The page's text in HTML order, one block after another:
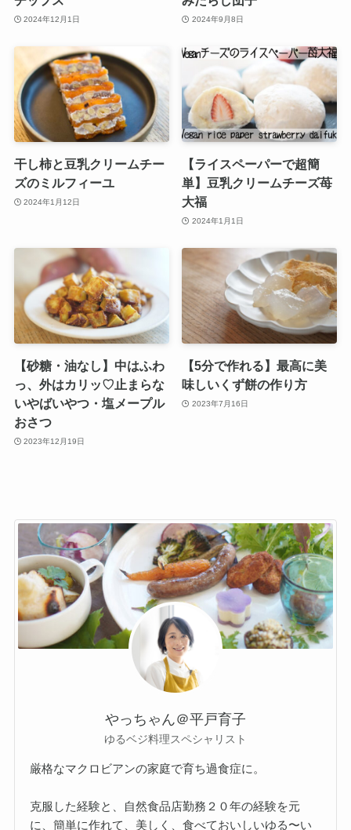
2024年12月1日 2024年9月8日
干し柿と豆乳クリームチー
ズのミルフィーユ
2024年1月12日
【ライスペーパーで超簡
単】豆乳クリームチーズ苺
大福
2024年1月1日
【砂糖・油なし】中はふわ
っ、外はカリッ♡止まらな
いやばいやつ・塩メープル
おさつ
2023年12月19日
【5分で作れる】最高に美
味しいくず餅の作り方
2023年7月16日
やっちゃん＠平戸育子
ゆるベジ料理スペシャリスト
厳格なマクロビアンの家庭で育ち過食症に。
克服した経験と、自然食品店勤務２０年の経験を元
に、簡単に作れて、美しく、食べておいしいゆる〜い